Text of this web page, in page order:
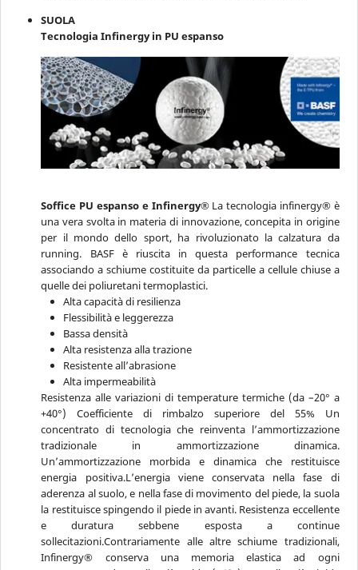
SUOLA
Tecnologia Infinergy in PU espanso
Soffice PU espanso e Infinergy®La tecnologia infinergy® è
una vera svolta in materia di innovazione, concepita in origine
per il mondo dello sport, ha rivoluzionato la calzatura da
running. BASF è riuscita in questa performance tecnica
associando a schiume costituite da particelle a cellule chiuse a
quelle dei poliuretani termoplastici.
Alta capacità di resilienza
Flessibilità e leggerezza
Bassa densità
Alta resistenza alla trazione
Resistente all’abrasione
Alta impermeabilità
Resistenza alle variazioni di temperature termiche (da –20° a
+40°) Coefficiente di rimbalzo superiore del 55% Un
concentrato di tecnologia che reinventa l’ammortizzazione
tradizionale in ammortizzazione dinamica.
Un’ammortizzazione morbida e dinamica che restituisce
energia positiva.L’energia viene conservata nella fase di
aderenza al suolo, e nella fase di movimento del piede, la suola
la restituisce spingendo il piede in avanti. Resistenza eccellente
e duratura sebbene esposta a continue
sollecitazioni.Contrariamente alle altre schiume tradizionali,
Infinergy® conserva una memoria elastica ad ogni